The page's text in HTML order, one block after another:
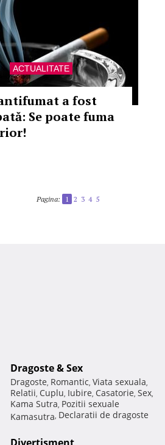
ACTUALITATE
a fost
Se poate fuma
Pagina: 1 2 3 4 5
Dragoste & Sex
Dragoste, Romantic, Viata sexuala,
Relatii, Cuplu, Iubire, Casatorie, Sex,
Kama Sutra, Pozitii sexuale
Kamasutra, Declaratii de dragoste